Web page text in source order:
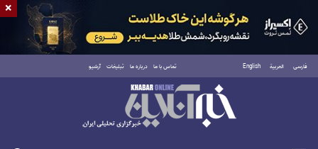
فارسی العربية English تماس با ما درباره ما تبلیغات آرشیو
پنجشنبه ۱۵ مرداد ۱۴۰۵
×